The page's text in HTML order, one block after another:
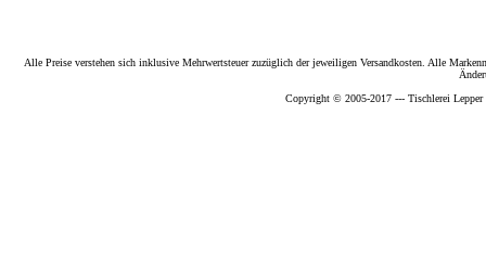
Alle Preise verstehen sich inklusive Mehrwertsteuer zuzüglich der jeweiligen Versandkosten. Alle
Copyright © 2005-2017 --- Tischlerei Lepper